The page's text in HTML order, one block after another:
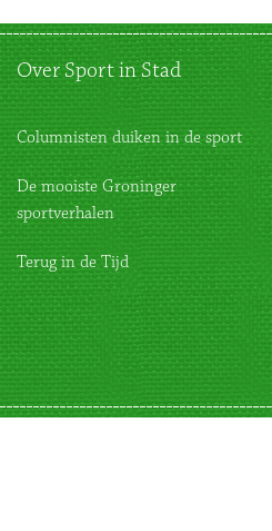
Over Sport in Stad
Columnisten duiken in de sport
De mooiste Groninger
sportverhalen
Terug in de Tijd